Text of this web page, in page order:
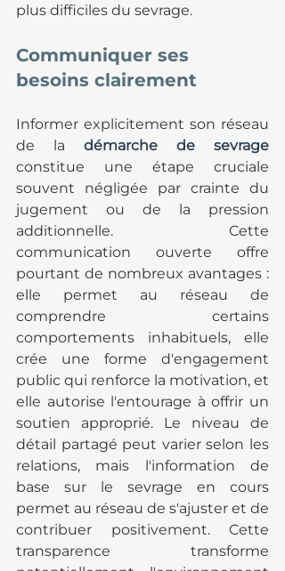
plus difficiles du sevrage.
Communiquer ses
besoins clairement
Informer explicitement son réseau
de la démarche de sevrage
constitue une étape cruciale
souvent négligée par crainte du
jugement ou de la pression
additionnelle. Cette
communication ouverte offre
pourtant de nombreux avantages :
elle permet au réseau de
comprendre certains
comportements inhabituels, elle
crée une forme d'engagement
public qui renforce la motivation, et
elle autorise l'entourage à offrir un
soutien approprié. Le niveau de
détail partagé peut varier selon les
relations, mais l'information de
base sur le sevrage en cours
permet au réseau de s'ajuster et de
contribuer positivement. Cette
transparence transforme